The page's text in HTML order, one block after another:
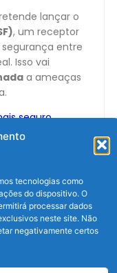
tecnologias como
do dispositivo. O
processar dados
neste site. Não
negativamente certos
lançar o
, um receptor
entre
Isso vai
a ameaças
seguro
primeiro em